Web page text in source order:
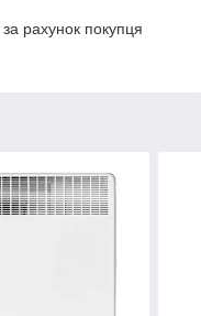
рахунок покупця